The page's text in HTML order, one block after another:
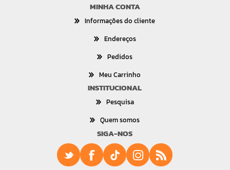
MINHA CONTA
Informações do cliente
Endereços
Pedidos
Meu Carrinho
INSTITUCIONAL
Pesquisa
Quem somos
SIGA-NOS